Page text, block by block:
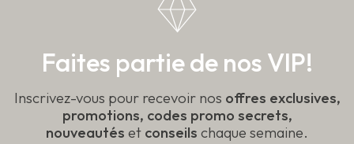
Faites partie de nos VIP!
Inscrivez-vous pour recevoir nos offres exclusives,
promotions, codes promo secrets,
nouveautés et conseils chaque semaine.